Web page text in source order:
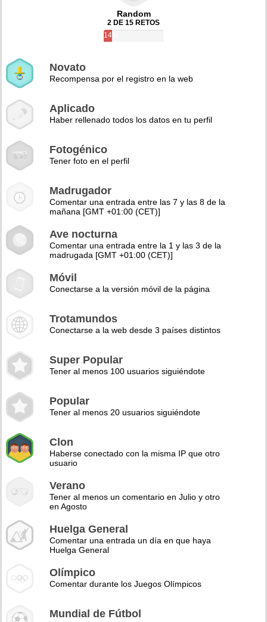
Random
2 DE 15 RETOS
14%
Novato
Recompensa por el registro en la web
Aplicado
Haber rellenado todos los datos en tu perfil
Fotogénico
Tener foto en el perfil
Madrugador
Comentar una entrada entre las 7 y las 8 de la
mañana [GMT +01:00 (CET)]
Ave nocturna
Comentar una entrada entre la 1 y las 3 de la
madrugada [GMT +01:00 (CET)]
Móvil
Conectarse a la versión móvil de la página
Trotamundos
Conectarse a la web desde 3 países distintos
Super Popular
Tener al menos 100 usuarios siguiéndote
Popular
Tener al menos 20 usuarios siguiéndote
Clon
Haberse conectado con la misma IP que otro
usuario
Verano
Tener al menos un comentario en Julio y otro
en Agosto
Huelga General
Comentar una entrada un día en que haya
Huelga General
Olímpico
Comentar durante los Juegos Olímpicos
Mundial de Fútbol